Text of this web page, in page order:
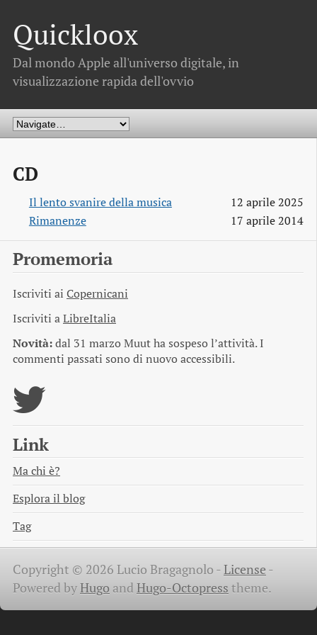
Quickloox
Dal mondo Apple all'universo digitale, in
visualizzazione rapida dell'ovvio
CD
Il lento svanire della musica
12 aprile 2025
Rimanenze
17 aprile 2014
Promemoria
Iscriviti ai Copernicani
Iscriviti aLibreItalia
Novità:dal 31 marzo Muut ha sospeso l’attività. I
commenti passati sono di nuovo accessibili.
Link
Ma chi è?
Esplora il blog
Tag
Copyright © 2026 Lucio Bragagnolo -License -
Powered byHugo and Hugo-Octopress theme.